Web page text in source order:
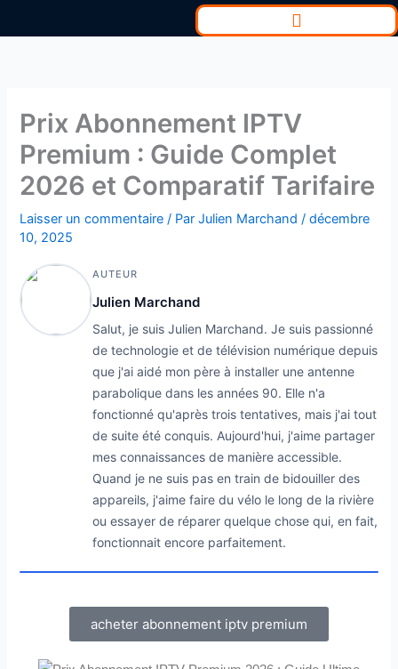
Prix Abonnement IPTV
Premium : Guide Complet
2026 et Comparatif Tarifaire
Laisser un commentaire / ParJulien Marchand/décembre
10, 2025
AUTEUR
Julien Marchand
Salut, je suis Julien Marchand. Je suis passionné
de technologie et de télévision numérique depuis
que j'ai aidé mon père à installer une antenne
parabolique dans les années 90. Elle n'a
fonctionné qu'après trois tentatives, mais j'ai tout
de suite été conquis. Aujourd'hui, j'aime partager
mes connaissances de manière accessible.
Quand je ne suis pas en train de bidouiller des
appareils, j'aime faire du vélo le long de la rivière
ou essayer de réparer quelque chose qui, en fait,
fonctionnait encore parfaitement.
acheter abonnement iptv premium